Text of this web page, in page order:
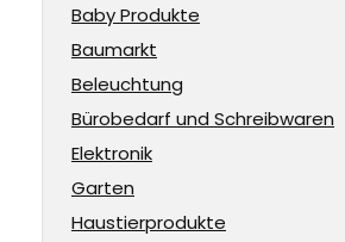
Baby Produkte
Baumarkt
Beleuchtung
Bürobedarf und Schreibwaren
Elektronik
Garten
Haustierprodukte